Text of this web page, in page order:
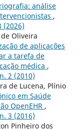
análise
,
(2026)
Oliveira
de aplicações
a tarefa de
médica ,
2 (2010)
de Lucena, Plínio
em Saúde
OpenEHR ,
3 (2016)
Pinheiro dos